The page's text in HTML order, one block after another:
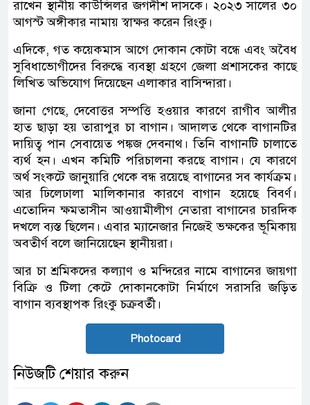
রাখেন স্থানীয় কাউন্সিলর জগদীশ দাসকে। ২০২৩ সালের ৩০
আগস্ট অঙ্গীকার নামায় স্বাক্ষর করেন রিংকু।
এদিকে, গত কয়েকমাস আগে দোকান কোটা বন্ধে এবং অবৈধ
সুবিধাভোগীদের বিরুদ্ধে ব্যবস্থা গ্রহণে জেলা প্রশাসকের কাছে
লিখিত অভিযোগ দিয়েছেন এলাকার বাসিন্দারা।
জানা গেছে, দেবোত্তর সম্পত্তি হওয়ার কারণে রাগীব আলীর
হাত ছাড়া হয় তারাপুর চা বাগান। আদালত থেকে বাগানটির
দায়িত্ব পান সেবায়েত পঙ্কজ দেবনাথ। তিনি বাগানটি চালাতে
ব্যর্থ হন। এখন কমিটি পরিচালনা করছে বাগান। যে কারণে
অর্থ সংকটে জানুয়ারি থেকে বন্ধ রয়েছে বাগানের সব কার্যক্রম।
আর ঢিলেঢালা মালিকানার কারণে বাগান হয়েছে বিবর্ণ।
এতোদিন ক্ষমতাসীন আওয়ামীলীগ নেতারা বাগানের চারদিক
দখলে ব্যস্ত ছিলেন। এবার ম্যানেজার নিজেই ভক্ষকের ভূমিকায়
অবতীর্ণ বলে জানিয়েছেন স্থানীয়রা।
আর চা শ্রমিকদের কল্যাণ ও মন্দিরের নামে বাগানের জায়গা
বিক্রি ও টিলা কেটে দোকানকোটা নির্মাণে সরাসরি জড়িত
বাগান ব্যবস্থাপক রিংকু চক্রবর্তী।
Photocard
নিউজটি শেয়ার করুন